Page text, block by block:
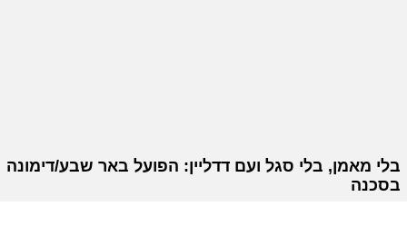
בלי מאמן, בלי סגל ועם דדליין: הפועל באר שבע/דימונה
בסכנה